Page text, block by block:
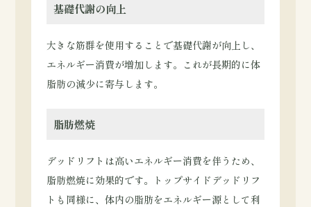
基礎代謝の向上
大きな筋群を使用することで基礎代謝が向上し、
エネルギー消費が増加します。これが長期的に体
脂肪の減少に寄与します。
脂肪燃焼
デッドリフトは高いエネルギー消費を伴うため、
脂肪燃焼に効果的です。トップサイドデッドリフ
トも同様に、体内の脂肪をエネルギー源として利